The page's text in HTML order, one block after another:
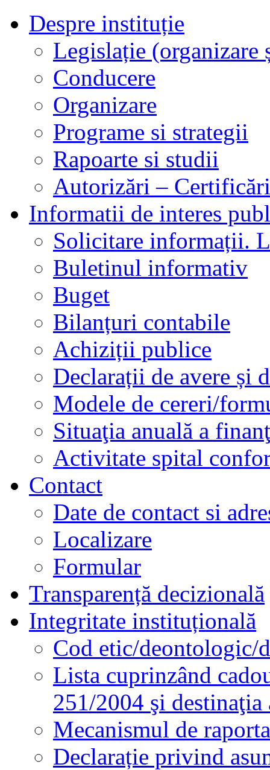
Despre instituție
Legislație
Conducere
Organizare
Programe si strategii
Rapoarte si studii
Autorizări –
Informatii de interes
Solicitare informații.
Buletinul informativ
Buget
Bilanțuri contabile
Achiziții publice
Declarații de avere și
Modele de cereri/
Situaţia anuală a
Activitate spital
Contact
Date de contact si
Localizare
Formular
Transparență decizională
Integritate instituțională
Cod etic/deontologic/
Lista cuprinzând
251/2004 şi destinaţia
Mecanismul de
Declarație privind